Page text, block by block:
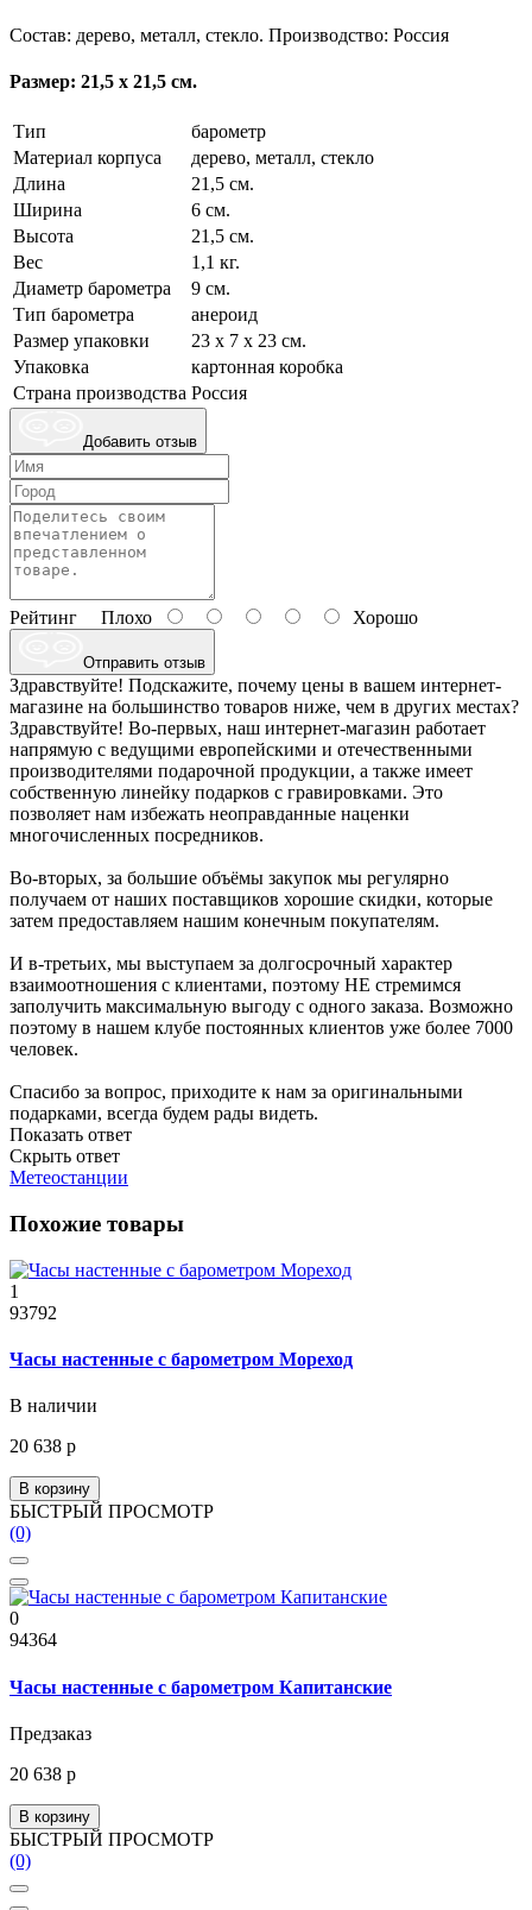
Состав: дерево, металл, стекло. Производство: Россия
Размер: 21,5 х 21,5 см.
Тип
барометр
Материал корпуса
дерево, металл, стекло
Длина
21,5 см.
Ширина
6 см.
Высота
21,5 см.
Вес
1,1 кг.
Диаметр барометра
9 см.
Тип барометра
анероид
Размер упаковки
23 х 7 х 23 см.
Упаковка
картонная коробка
Страна производства Россия
Добавить отзыв
Рейтинг Плохо Хорошо
Отправить отзыв
Здравствуйте! Подскажите, почему цены в вашем интернет-
магазине на большинство товаров ниже, чем в других местах?
Здравствуйте! Во-первых, наш интернет-магазин работает
напрямую с ведущими европейскими и отечественными
производителями подарочной продукции, а также имеет
собственную линейку подарков с гравировками. Это
позволяет нам избежать неоправданные наценки
многочисленных посредников.
Во-вторых, за большие объёмы закупок мы регулярно
получаем от наших поставщиков хорошие скидки, которые
затем предоставляем нашим конечным покупателям.
И в-третьих, мы выступаем за долгосрочный характер
взаимоотношения с клиентами, поэтому НЕ стремимся
заполучить максимальную выгоду с одного заказа. Возможно
поэтому в нашем клубе постоянных клиентов уже более 7000
человек.
Спасибо за вопрос, приходите к нам за оригинальными
подарками, всегда будем рады видеть.
Показать ответ
Скрыть ответ
Метеостанции
Похожие товары
1
93792
Часы настенные с барометром Мореход
В наличии
20 638 р
В корзину
БЫСТРЫЙ ПРОСМОТР
(0)
0
94364
Часы настенные с барометром Капитанские
Предзаказ
20 638 р
В корзину
БЫСТРЫЙ ПРОСМОТР
(0)